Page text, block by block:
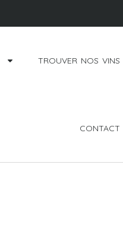
TROUVER NOS VINS
CONTACT